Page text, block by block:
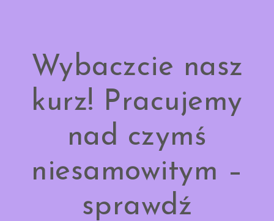
Wybaczcie nasz
kurz! Pracujemy
nad czymś
niesamowitym –
sprawdź